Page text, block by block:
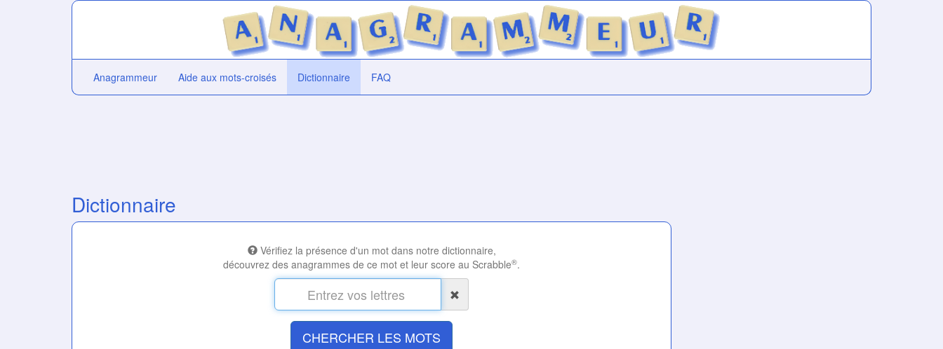
Anagrammeur Aide aux mots-croisés Dictionnaire FAQ
Dictionnaire
Vérifiez la présence d'un mot dans notre dictionnaire,
découvrez des anagrammes de ce mot et leur score au Scrabble®.
CHERCHER LES MOTS